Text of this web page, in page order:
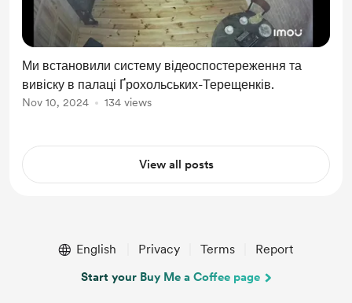
Ми встановили систему відеоспостереження та
вивіску в палаці Ґрохольських-Терещенків.
Nov 10, 2024 134 views
View all posts
English Privacy Terms Report
Start your Buy Me a Coffee page